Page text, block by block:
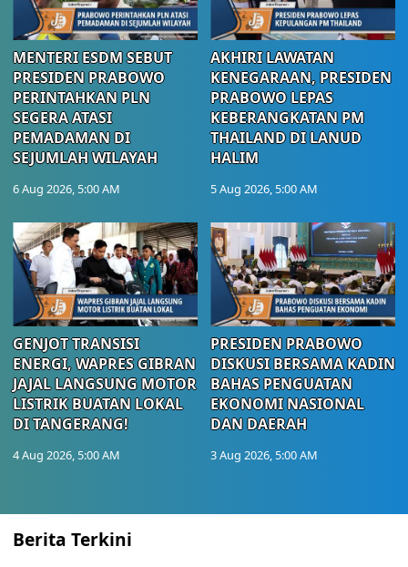
MENTERI ESDM SEBUT
PRESIDEN PRABOWO
PERINTAHKAN PLN
SEGERA ATASI
PEMADAMAN DI
SEJUMLAH WILAYAH
6 Aug 2026, 5:00 AM
AKHIRI LAWATAN
KENEGARAAN, PRESIDEN
PRABOWO LEPAS
KEBERANGKATAN PM
THAILAND DI LANUD
HALIM
5 Aug 2026, 5:00 AM
GENJOT TRANSISI
ENERGI, WAPRES GIBRAN
JAJAL LANGSUNG MOTOR
LISTRIK BUATAN LOKAL
DI TANGERANG!
4 Aug 2026, 5:00 AM
PRESIDEN PRABOWO
DISKUSI BERSAMA KADIN
BAHAS PENGUATAN
EKONOMI NASIONAL
DAN DAERAH
3 Aug 2026, 5:00 AM
Berita Terkini